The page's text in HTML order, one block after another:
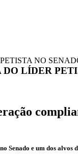
NO
LÍDER
Senado e um dos alvos